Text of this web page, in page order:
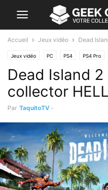
Accueil Jeux vidéo Dead
Jeux vidéo PC PS4 PS4 Pro
Dead Island 2
collector
Par TaquitoTV -